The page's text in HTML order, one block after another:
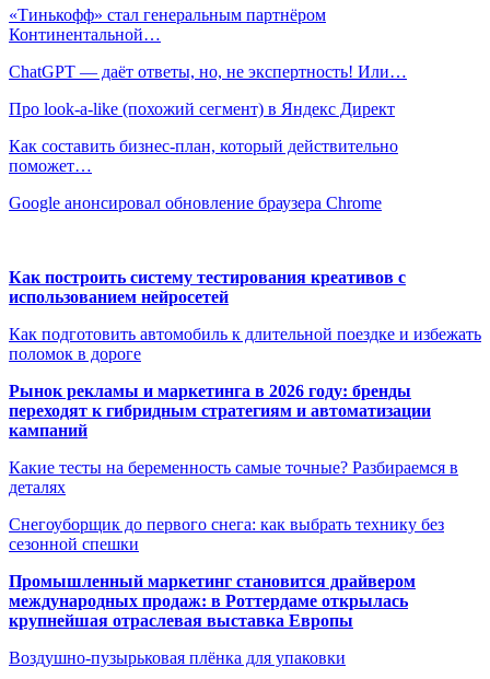
«Тинькофф» стал генеральным партнёром
Континентальной…
ChatGPT — даёт ответы, но, не экспертность! Или…
​Про look-a-like (похожий сегмент) в Яндекс Директ
Как составить бизнес-план, который действительно
поможет…
Google анонсировал обновление браузера Chrome
Как построить систему тестирования креативов с
использованием нейросетей
Как подготовить автомобиль к длительной поездке и избежать
поломок в дороге
Рынок рекламы и маркетинга в 2026 году: бренды
переходят к гибридным стратегиям и автоматизации
кампаний
Какие тесты на беременность самые точные? Разбираемся в
деталях
Снегоуборщик до первого снега: как выбрать технику без
сезонной спешки
Промышленный маркетинг становится драйвером
международных продаж: в Роттердаме открылась
крупнейшая отраслевая выставка Европы
Воздушно-пузырьковая плёнка для упаковки